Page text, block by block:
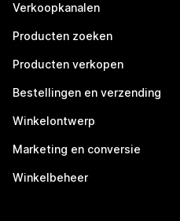
Verkoopkanalen
Producten zoeken
Producten verkopen
Bestellingen en verzending
Winkelontwerp
Marketing en conversie
Winkelbeheer